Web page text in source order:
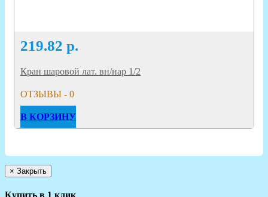
219.82 р.
Кран шаровой лат. вн/нар 1/2
ОТЗЫВЫ - 0
В КОРЗИНУ
× Закрыть
Купить в 1 клик